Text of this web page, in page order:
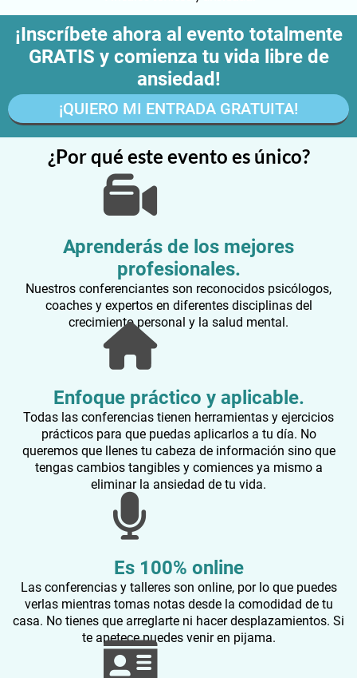
¡Inscríbete ahora al evento totalmente
GRATIS y comienza tu vida libre de
ansiedad!
¡QUIERO MI ENTRADA GRATUITA!
¿Por qué este evento es único?
Aprenderás de los mejores
profesionales.
Nuestros conferenciantes son reconocidos psicólogos,
coaches y expertos en diferentes disciplinas del
crecimiento personal y la salud mental.
Enfoque práctico y aplicable.
Todas las conferencias tienen herramientas y ejercicios
prácticos para que puedas aplicarlos a tu día. No
queremos que llenes tu cabeza de información sino que
tengas cambios tangibles y comiences ya mismo a
eliminar la ansiedad de tu vida.
Es 100% online
Las conferencias y talleres son online, por lo que puedes
verlas mientras tomas notas desde la comodidad de tu
casa. No tienes que arreglarte ni hacer desplazamientos. Si
te apetece puedes venir en pijama.